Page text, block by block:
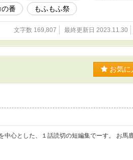
番 もふもふ祭
文字数 169,807 最終更新日 2023.11.30
お気に
中心とした、１話読切の短編集でーす。 お馬